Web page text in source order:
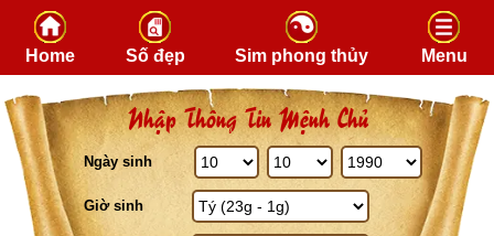
Skip to content
Home Số đẹp Sim phong thủy Menu
Nhập Thông Tin Mệnh Chủ
Ngày sinh
Giờ sinh